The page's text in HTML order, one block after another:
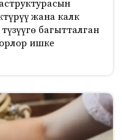
жана калк
багытталган
ишке